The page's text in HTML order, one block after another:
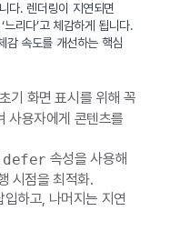
다. 렌더링이 지연되면
리다’고 체감하게 됩니다.
감 속도를 개선하는 핵심
기 화면 표시를 위해 꼭
사용자에게 콘텐츠를
defer 속성을 사용해
시점을 최적화.
하고, 나머지는 지연